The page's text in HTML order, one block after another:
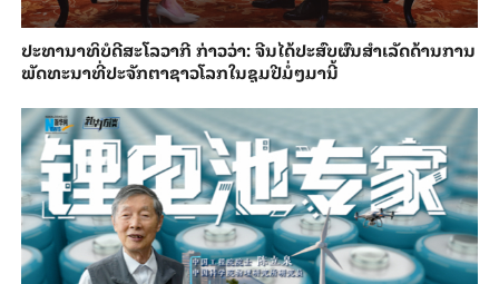
ປະ​ທາ​ນາ​ທິ​ບໍ​ດີ​ສະ​ໂລ​ວາ​ກີ ກ່າວ​ວ່າ: ຈີນ​ໄດ້​ປະ​ສົບ​ຜົ​ນ​ສຳ​ເລັດ​ດ້ານ​ການ​
ພັດ​ທະ​ນາ​ທີ່​ປະ​ຈັກ​ຕາ​ຊາວ​ໂລກ​ໃນ​ຊຸມ​ປີ​ມໍ່ໆ​ມາ​ນີ້